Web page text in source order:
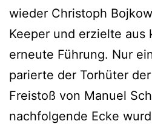
wieder Christoph
Keeper und erzielte aus
erneute Führung. Nur
parierte der Torhüter
Freistoß von Manuel
nachfolgende Ecke